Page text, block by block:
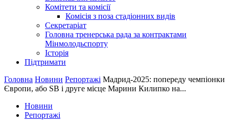
Комітети та комісії
Комісія з поза стадіонних видів
Секретаріат
Головна тренерська рада за контрактами
Мінмолодьспорту
Історія
Підтримати
Головна Новини Репортажі Мадрид-2025: попереду чемпіонки
Європи, або SB і друге місце Марини Килипко на...
Новини
Репортажі